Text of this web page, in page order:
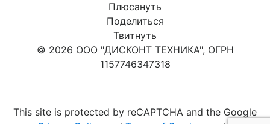
Плюсануть
Поделиться
Твитнуть
© 2026 ООО "ДИСКОНТ ТЕХНИКА", ОГРН
1157746347318
This site is protected by reCAPTCHA and the Google